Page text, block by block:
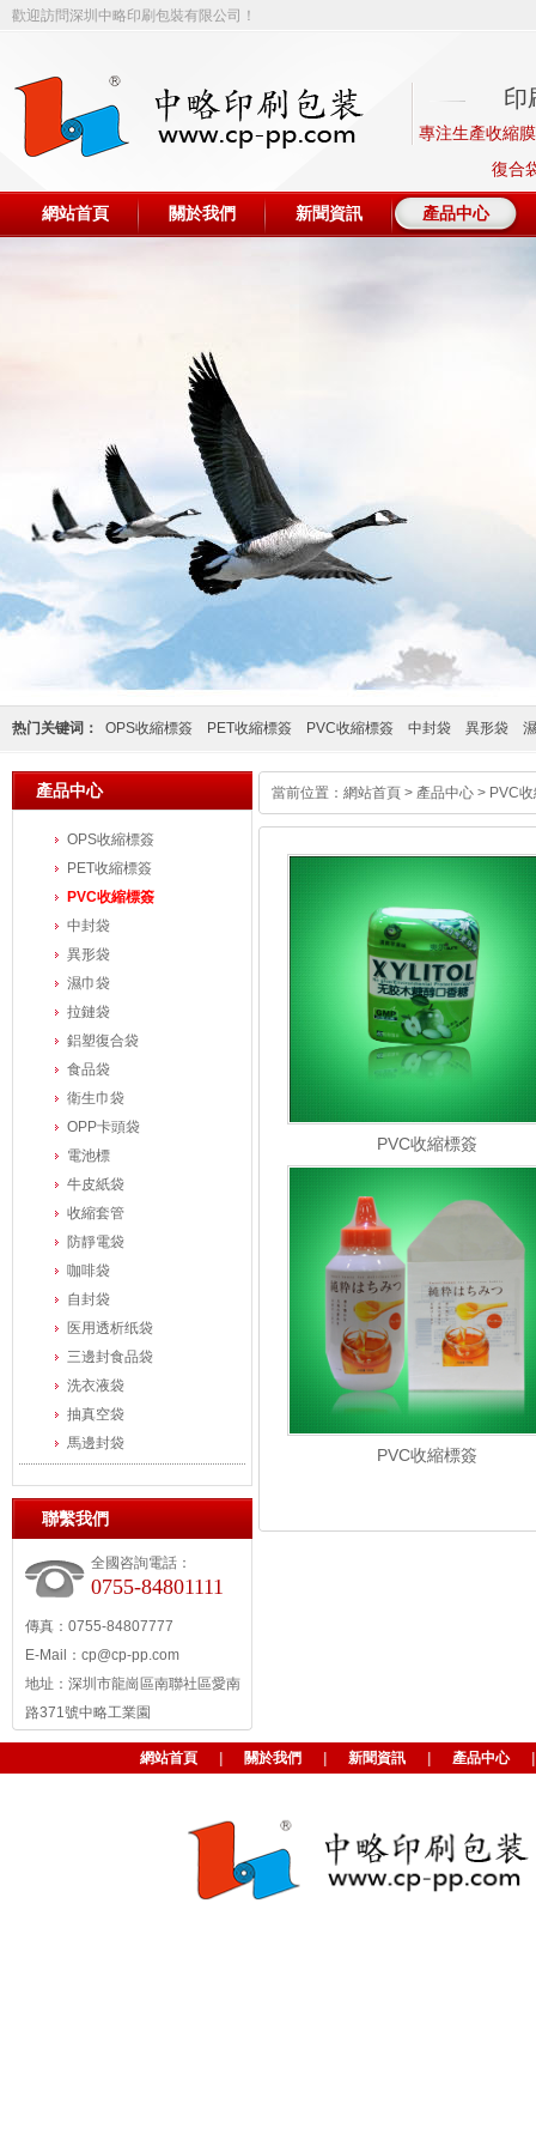
歡迎訪問深圳中略印刷包裝有限公司！
印
專注生產收縮
復合
網站首頁 關於我們 新聞資訊 產品中心
热门关键词： OPS收縮標簽 PET收縮標簽 PVC收縮標簽 中封袋 異形袋
產品中心
OPS收縮標簽
PET收縮標簽
PVC收縮標簽
中封袋
異形袋
濕巾袋
拉鏈袋
鋁塑復合袋
食品袋
衛生巾袋
OPP卡頭袋
電池標
牛皮紙袋
收縮套管
防靜電袋
咖啡袋
自封袋
医用透析纸袋
三邊封食品袋
洗衣液袋
抽真空袋
馬邊封袋
聯繫我們
全國咨詢電話：
0755-84801111
傳真：0755-84807777
E-Mail：cp@cp-pp.com
地址：深圳市龍崗區南聯社區愛南
路371號中略工業園
當前位置： 網站首頁 > 產品中心 > PVC
PVC收縮標簽
PVC收縮標簽
網站首頁 關於我們 新聞資訊 產品中心